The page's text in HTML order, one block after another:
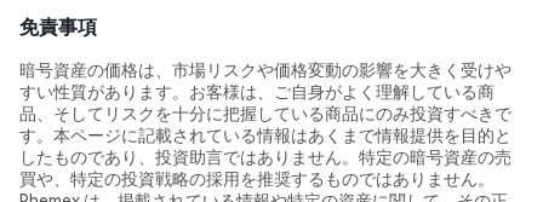
免責事項
暗号資産の価格は、市場リスクや価格変動の影響を大きく受けや
すい性質があります。お客様は、ご自身がよく理解している商
品、そしてリスクを十分に把握している商品にのみ投資すべきで
す。本ページに記載されている情報はあくまで情報提供を目的と
したものであり、投資助言ではありません。特定の暗号資産の売
買や、特定の投資戦略の採用を推奨するものではありません。